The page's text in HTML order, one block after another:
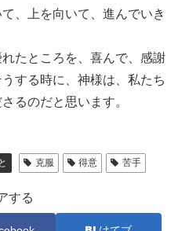
、上を向いて、進んでいき
たところを、喜んで、感謝
する時に、神様は、私たち
るのだと思います。
克服 得意 苦手
する